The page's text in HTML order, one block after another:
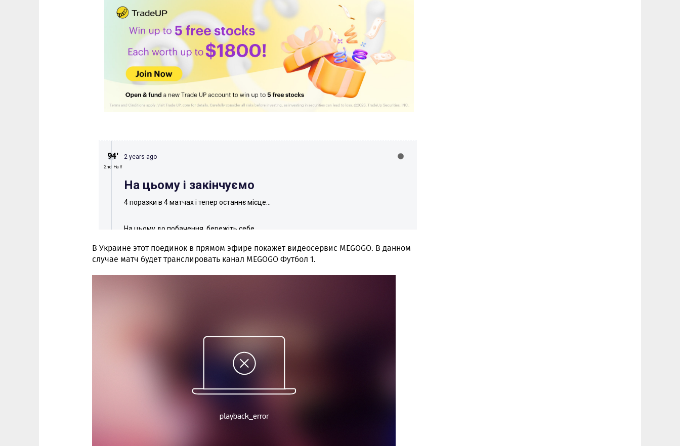
В Украине этот поединок в прямом эфире покажет видеосервис MEGOGO. В данном
случае матч будет транслировать канал MEGOGO Футбол 1.